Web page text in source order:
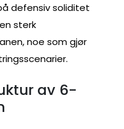
defensiv soliditet
sterk
noe som gjør
av 6-